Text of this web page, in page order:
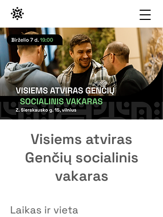
Visiems atviras
Genčių socialinis
vakaras
Laikas ir vieta